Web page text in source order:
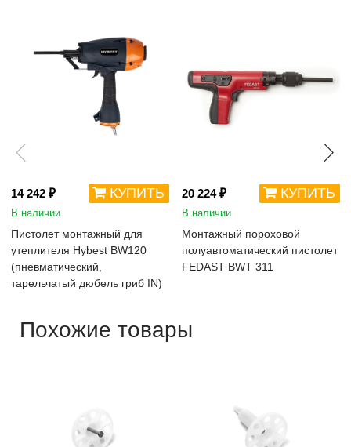
14 242 ₽ КУПИТЬ
В наличии
Пистолет монтажный для
утеплителя Hybest BW120
(пневматический,
тарельчатый дюбель гриб IN)
20 224 ₽ КУПИТЬ
В наличии
Монтажный пороховой
полуавтоматический пистолет
FEDAST BWT 311
Похожие товары